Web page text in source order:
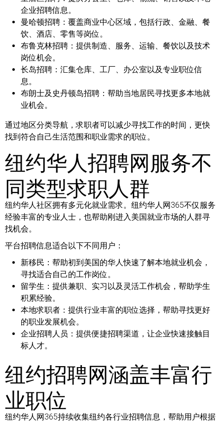
企业招聘信息。
曼哈顿招聘： 覆盖商业中心区域，包括行政、金融、餐
饮、酒店、零售等岗位。
布鲁克林招聘： 提供制造、服务、运输、餐饮以及技术
岗位机会。
长岛招聘： 汇集仓库、工厂、办公室以及专业职位信
息。
布朗士及史丹顿岛招聘： 帮助当地居民寻找更多本地就
业机会。
通过地区分类导航，求职者可以减少寻找工作的时间，更快
找到符合自己生活范围和职业需求的职位。
纽约华人招聘网服务不
同类型求职人群
纽约华人社区拥有多元化就业需求。纽约华人网365不仅服务
经验丰富的专业人士，也帮助刚进入美国就业市场的人群寻
找机会。
平台招聘信息适合以下不同用户：
新移民： 帮助初到美国的华人快速了解本地就业机会，
寻找适合自己的工作岗位。
留学生： 提供兼职、实习以及灵活工作机会，帮助学生
积累经验。
本地求职者： 提供行业丰富的职位选择，帮助寻找更好
的职业发展机会。
企业招聘人员： 提供便捷招聘渠道，让企业快速接触目
标人才。
纽约招聘网涵盖丰富行
业职位
纽约华人网365持续收集纽约各行业招聘信息，帮助用户根据